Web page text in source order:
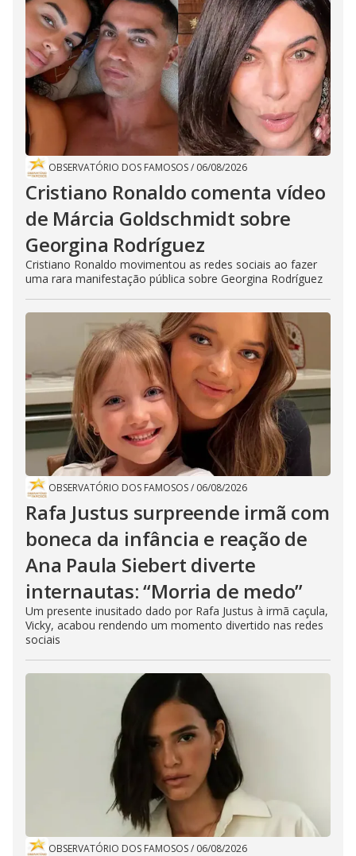
OBSERVATÓRIO DOS FAMOSOS/ 06/08/2026
Cristiano Ronaldo comenta vídeo
de Márcia Goldschmidt sobre
Georgina Rodríguez
Cristiano Ronaldo movimentou as redes sociais ao fazer
uma rara manifestação pública sobre Georgina Rodríguez
OBSERVATÓRIO DOS FAMOSOS/ 06/08/2026
Rafa Justus surpreende irmã com
boneca da infância e reação de
Ana Paula Siebert diverte
internautas: “Morria de medo”
Um presente inusitado dado por Rafa Justus à irmã caçula,
Vicky, acabou rendendo um momento divertido nas redes
sociais
OBSERVATÓRIO DOS FAMOSOS/ 06/08/2026